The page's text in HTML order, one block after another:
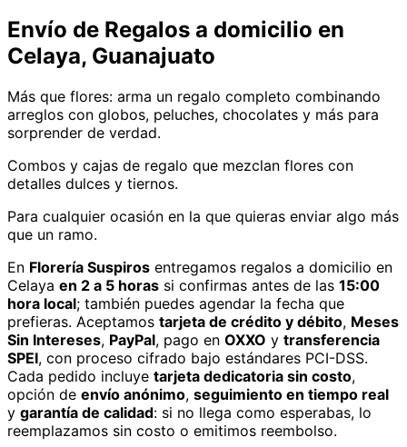
Envío de Regalos a domicilio en
Celaya, Guanajuato
Más que flores: arma un regalo completo combinando
arreglos con globos, peluches, chocolates y más para
sorprender de verdad.
Combos y cajas de regalo que mezclan flores con
detalles dulces y tiernos.
Para cualquier ocasión en la que quieras enviar algo más
que un ramo.
En Florería Suspiros entregamos regalos a domicilio en
Celaya en 2 a 5 horas si confirmas antes de las 15:00
hora local; también puedes agendar la fecha que
prefieras. Aceptamos tarjeta de crédito y débito, Meses
Sin Intereses, PayPal, pago en OXXO y transferencia
SPEI, con proceso cifrado bajo estándares PCI-DSS.
Cada pedido incluye tarjeta dedicatoria sin costo,
opción de envío anónimo, seguimiento en tiempo real
y garantía de calidad: si no llega como esperabas, lo
reemplazamos sin costo o emitimos reembolso.